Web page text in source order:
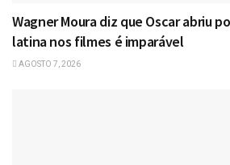
Wagner Moura diz que Oscar abriu
latina nos filmes é imparável
AGOSTO 7, 2026